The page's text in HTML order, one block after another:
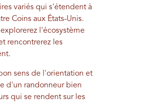
variés qui s'étendent à
Coins aux États-Unis.
l'écosystème
rencontrerez les
sens de l'orientation et
d'un randonneur bien
qui se rendent sur les